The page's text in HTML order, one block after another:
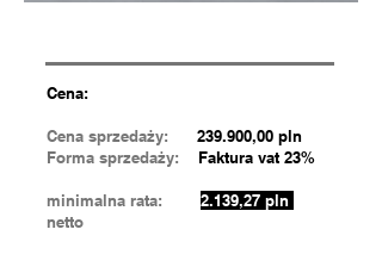
Cena:
Cena sprzedaży:
239.900,00 pln
Forma sprzedaży:
Faktura vat 23%
minimalna rata:
2.139,27 pln
netto